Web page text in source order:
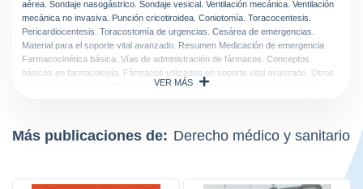
aérea. Sondaje nasogástrico. Sondaje vesical. Ventilación mecánica. Ventilación
mecánica no invasiva. Punción cricotiroidea. Coniotomía. Toracocentesis.
Pericardiocentesis. Toracostomía de urgencias. Cesárea de emergencias.
Material para el soporte vital avanzado. Resumen Medicación de emergencia
Farmacocinética básica. Vías de administración de fármacos. Conceptos
básicos en farmacología. Fármacos utilizados en soporte vital avanzado. Otros
fármacos utilizados en SVA. Familias de fármacos utilizados en urgencias y
Clasificación de las víctimas en emergencias colectivas. Triaje Triaje. Concepto.
Evolución histórica. Principios y objetivos del triaje. Características del triaje.
triaje: funcionales, lesionales, mixtos. Categorías de clasificación. Procedimiento
VER MÁS
Más publicaciones de: Derecho médico y sanitario